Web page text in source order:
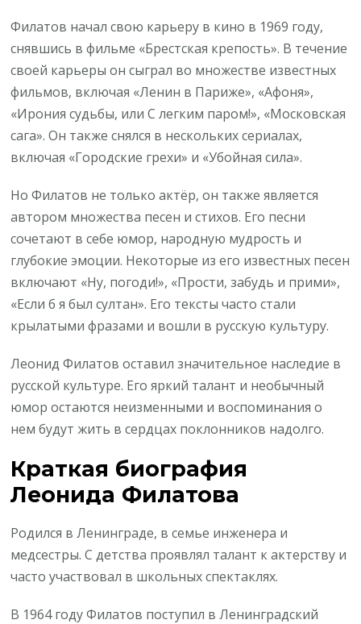
Филатов начал свою карьеру в кино в 1969 году,
снявшись в фильме «Брестская крепость». В течение
своей карьеры он сыграл во множестве известных
фильмов, включая «Ленин в Париже», «Афоня»,
«Ирония судьбы, или С легким паром!», «Московская
сага». Он также снялся в нескольких сериалах,
включая «Городские грехи» и «Убойная сила».
Но Филатов не только актёр, он также является
автором множества песен и стихов. Его песни
сочетают в себе юмор, народную мудрость и
глубокие эмоции. Некоторые из его известных песен
включают «Ну, погоди!», «Прости, забудь и прими»,
«Если б я был султан». Его тексты часто стали
крылатыми фразами и вошли в русскую культуру.
Леонид Филатов оставил значительное наследие в
русской культуре. Его яркий талант и необычный
юмор остаются неизменными и воспоминания о
нем будут жить в сердцах поклонников надолго.
Краткая биография
Леонида Филатова
Родился в Ленинграде, в семье инженера и
медсестры. С детства проявлял талант к актерству и
часто участвовал в школьных спектаклях.
В 1964 году Филатов поступил в Ленинградский